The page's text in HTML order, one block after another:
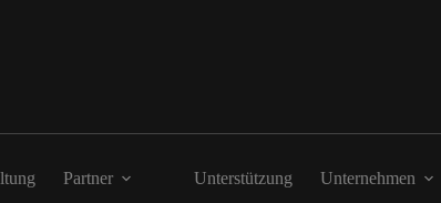
Partner Unterstützung Unternehmen